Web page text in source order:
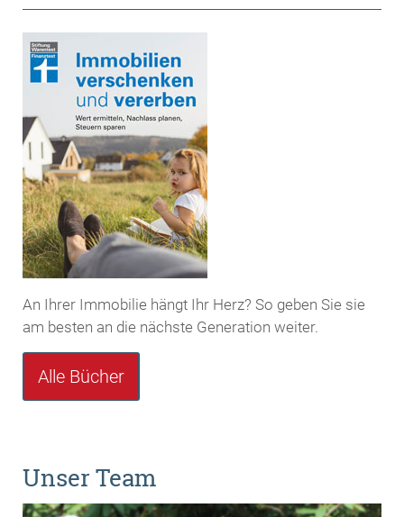
An Ihrer Immobilie hängt Ihr Herz? So geben Sie sie
am besten an die nächste Generation weiter.
Alle Bücher
Unser Team